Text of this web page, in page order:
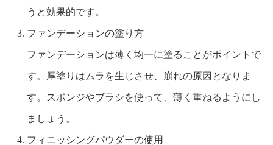
うと効果的です。
ファンデーションの塗り方
ファンデーションは薄く均一に塗ることがポイントで
す。厚塗りはムラを生じさせ、崩れの原因となりま
す。スポンジやブラシを使って、薄く重ねるようにし
ましょう。
フィニッシングパウダーの使用